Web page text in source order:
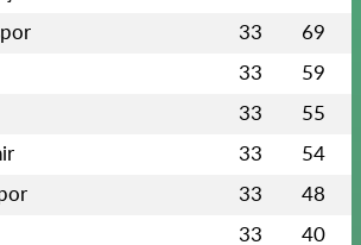
33 69
33 59
33 55
33 54
33 48
33 40